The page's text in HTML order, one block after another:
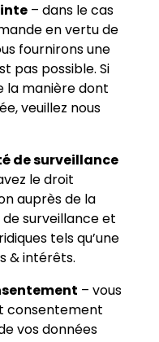
– dans le cas
en vertu de
fournirons une
pas possible. Si
la manière dont
veuillez nous
de surveillance
le droit
auprès de la
de surveillance et
tels qu’une
& intérêts.
– vous
consentement
vos données